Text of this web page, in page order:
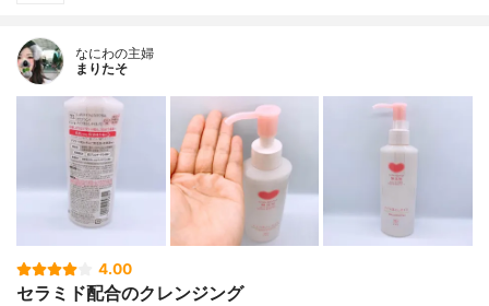
なにわの主婦
まりたそ
4.00
セラミド配合のクレンジング